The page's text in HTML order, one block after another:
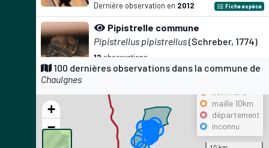
Dernière observation en 2012 Fiche espèce
Pipistrelle commune
Pipistrellus pipistrellus(Schreber, 1774)
12 observations
Dernière observation en2016 Fiche espèce
Podarcis muralis(Laurenti, 1768)
observations
Dernière observation en
100 dernières observations dans la commune de
Chaulgnes
+
−
Précision
maille 10km
département
inconnu